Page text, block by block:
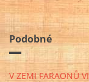
Podobné
V ZEMI FARAONŮ